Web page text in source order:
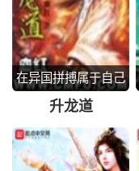
在异国拼搏属于自己
的事业
升龙道